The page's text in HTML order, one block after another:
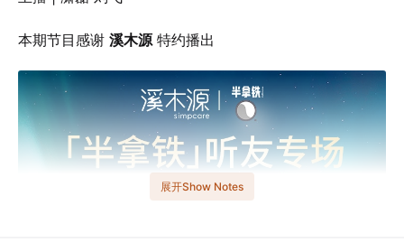
本期节目感谢 溪木源特约播出
展开Show Notes